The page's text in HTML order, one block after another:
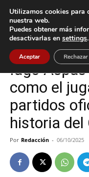
Inicio Celta
Celta
Iago
como el
partidos
historia del
Por Redacción - 06/10/2025
Utilizamos cookies para
nuestra web.
Puedes obtener más
desactivarlas en settings.
Aceptar Rechazar